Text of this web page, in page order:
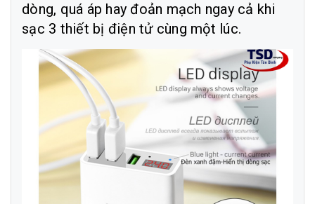
dòng, quá áp hay đoản mạch ngay cả khi
sạc 3 thiết bị điện tử cùng một lúc.